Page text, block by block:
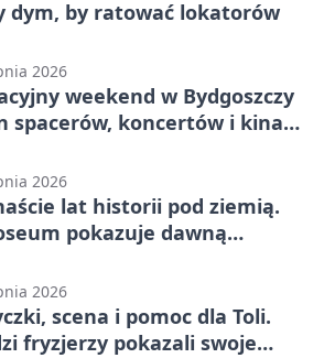
dym, by ratować lokatorów
2026
weekend w Bydgoszczy
spacerów, koncertów i kina
2026
lat historii pod ziemią.
pokazuje dawną
2026
scena i pomoc dla Toli.
fryzjerzy pokazali swoje